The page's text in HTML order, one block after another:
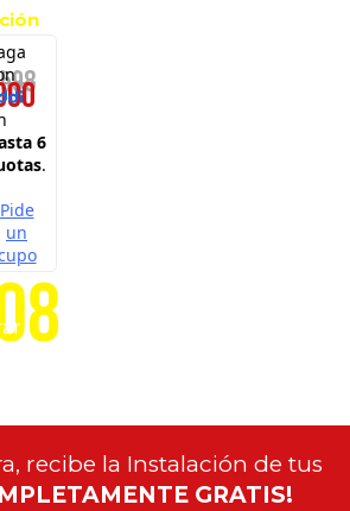
recibe la Instalación de tus
GRATIS!